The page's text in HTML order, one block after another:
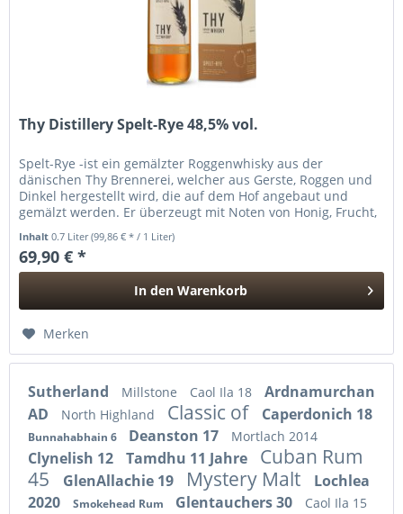
Thy Distillery Spelt-Rye 48,5% vol.
Spelt-Rye -ist ein gemälzter Roggenwhisky aus der
dänischen Thy Brennerei, welcher aus Gerste, Roggen und
Dinkel hergestellt wird, die auf dem Hof angebaut und
gemälzt werden. Er überzeugt mit Noten von Honig, Frucht,
Inhalt0.7 Liter(99,86 € * / 1 Liter)
69,90 € *
In den Warenkorb
Merken
Sutherland Millstone Caol Ila 18
Ardnamurchan
AD
North Highland Classic of Caperdonich 18
Bunnahabhain 6 Deanston 17 Mortlach 2014
Clynelish 12 Tamdhu 11 Jahre
Cuban Rum
45
GlenAllachie 19 Mystery Malt
Lochlea
2020
Smokehead Rum Glentauchers 30 Caol Ila 15